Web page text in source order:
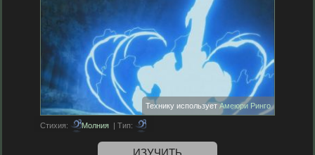
Технику используетАмеюри Ринго
Стихия: Молния | Тип:
ИЗУЧИТЬ